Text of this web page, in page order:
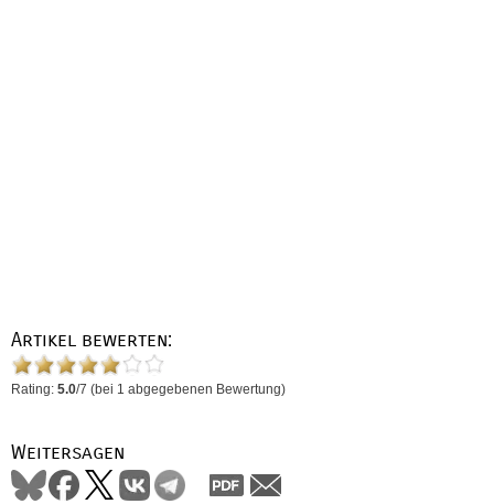
Artikel bewerten:
Rating: 5.0/7 (bei 1 abgegebenen Bewertung)
Weitersagen